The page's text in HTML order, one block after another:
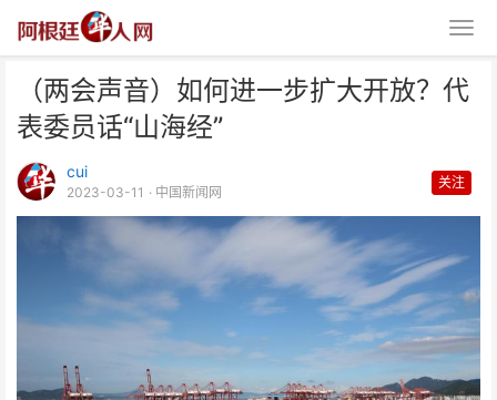
（两会声音）如何进一步扩大开放？代
表委员话“山海经”
cui
2023-03-11 · 中国新闻网
关注
（两会声音）如何进一步扩大开
放？代表委员话“山海经”